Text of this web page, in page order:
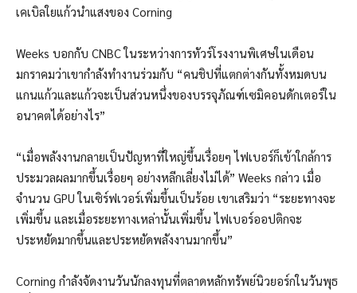
เคเบิลใยแก้วนำแสงของ Corning
Weeks บอกกับ CNBC ในระหว่างการทัวร์โรงงานพิเศษในเดือน
มกราคมว่าเขากำลังทำงานร่วมกับ “คนชิปที่แตกต่างกันทั้งหมดบน
แกนแก้วและแก้วจะเป็นส่วนหนึ่งของบรรจุภัณฑ์เซมิคอนดักเตอร์ใน
อนาคตได้อย่างไร”
“เมื่อพลังงานกลายเป็นปัญหาที่ใหญ่ขึ้นเรื่อยๆ ไฟเบอร์ก็เข้าใกล้การ
ประมวลผลมากขึ้นเรื่อยๆ อย่างหลีกเลี่ยงไม่ได้” Weeks กล่าว เมื่อ
จำนวน GPU ในเซิร์ฟเวอร์เพิ่มขึ้นเป็นร้อย เขาเสริมว่า “ระยะทางจะ
เพิ่มขึ้น และเมื่อระยะทางเหล่านั้นเพิ่มขึ้น ไฟเบอร์ออปติกจะ
ประหยัดมากขึ้นและประหยัดพลังงานมากขึ้น”
Corning กำลังจัดงานวันนักลงทุนที่ตลาดหลักทรัพย์นิวยอร์กในวันพุธ